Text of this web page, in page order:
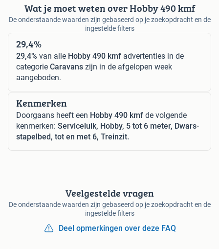
Wat je moet weten over Hobby 490 kmf
De onderstaande waarden zijn gebaseerd op je zoekopdracht en de
ingestelde filters
29,4%
29,4% van alle Hobby 490 kmf advertenties in de
categorie Caravans zijn in de afgelopen week
aangeboden.
Kenmerken
Doorgaans heeft een Hobby 490 kmf de volgende
kenmerken: Serviceluik, Hobby, 5 tot 6 meter, Dwars-
stapelbed, tot en met 6, Treinzit.
Veelgestelde vragen
De onderstaande waarden zijn gebaseerd op je zoekopdracht en de
ingestelde filters
Deel opmerkingen over deze FAQ